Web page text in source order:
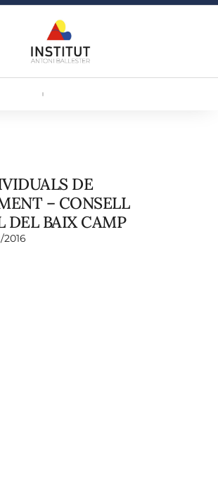
DE
– CONSELL
DEL BAIX CAMP
2016